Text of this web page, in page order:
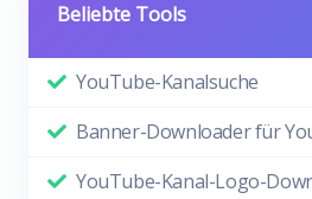
Beliebte Tools
YouTube-Kanalsuche
Banner-Downloader für
YouTube-Kanal-Logo-